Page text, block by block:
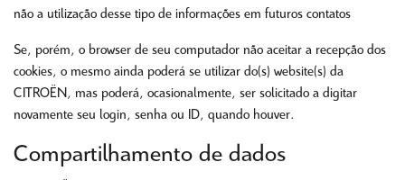
não a utilização desse tipo de informações em futuros contatos
Se, porém, o browser de seu computador não aceitar a recepção dos
cookies, o mesmo ainda poderá se utilizar do(s) website(s) da
CITROËN, mas poderá, ocasionalmente, ser solicitado a digitar
novamente seu login, senha ou ID, quando houver.
Compartilhamento de dados